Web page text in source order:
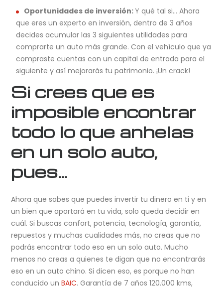
Oportunidades de inversión:Y qué tal si… Ahora
que eres un experto en inversión, dentro de 3 años
decides acumular las 3 siguientes utilidades para
comprarte un auto más grande. Con el vehículo que ya
compraste cuentas con un capital de entrada para el
siguiente y así mejorarás tu patrimonio. ¡Un crack!
Si crees que es
imposible encontrar
todo lo que anhelas
en un solo auto,
pues…
Ahora que sabes que puedes invertir tu dinero en ti y en
un bien que aportará en tu vida, solo queda decidir en
cuál. Si buscas confort, potencia, tecnología, garantía,
repuestos y muchas cualidades más, no creas que no
podrás encontrar todo eso en un solo auto. Mucho
menos no creas a quienes te digan que no encontrarás
eso en un auto chino. Si dicen eso, es porque no han
conducido unBAIC. Garantía de 7 años 120.000 kms,